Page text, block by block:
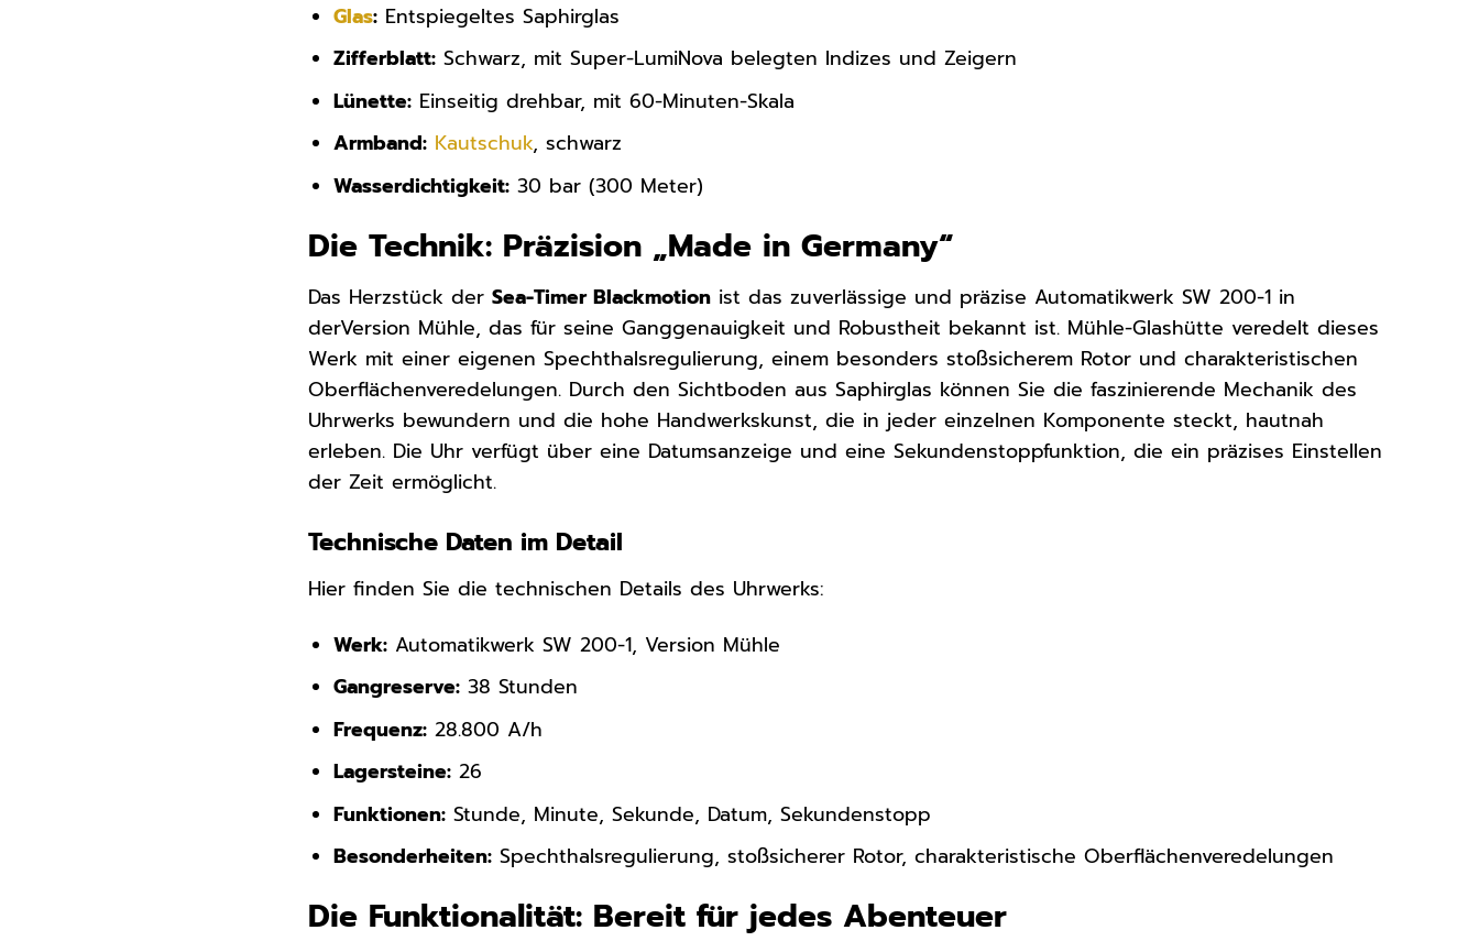
Glas: Entspiegeltes Saphirglas
Zifferblatt: Schwarz, mit Super-LumiNova belegten Indizes und Zeigern
Lünette: Einseitig drehbar, mit 60-Minuten-Skala
Armband: Kautschuk, schwarz
Wasserdichtigkeit: 30 bar (300 Meter)
Die Technik: Präzision „Made in Germany“
Das Herzstück derSea-Timer Blackmotion ist das zuverlässige und präzise Automatikwerk SW 200-1 in
derVersion Mühle, das für seine Ganggenauigkeit und Robustheit bekannt ist. Mühle-Glashütte veredelt dieses
Werk mit einer eigenen Spechthalsregulierung, einem besonders stoßsicherem Rotor und charakteristischen
Oberflächenveredelungen. Durch den Sichtboden aus Saphirglas können Sie die faszinierende Mechanik des
Uhrwerks bewundern und die hohe Handwerkskunst, die in jeder einzelnen Komponente steckt, hautnah
erleben. Die Uhr verfügt über eine Datumsanzeige und eine Sekundenstoppfunktion, die ein präzises Einstellen
der Zeit ermöglicht.
Technische Daten im Detail
Hier finden Sie die technischen Details des Uhrwerks:
Werk: Automatikwerk SW 200-1, Version Mühle
Gangreserve: 38 Stunden
Frequenz: 28.800 A/h
Lagersteine: 26
Funktionen: Stunde, Minute, Sekunde, Datum, Sekundenstopp
Besonderheiten: Spechthalsregulierung, stoßsicherer Rotor, charakteristische Oberflächenveredelungen
Die Funktionalität: Bereit für jedes Abenteuer